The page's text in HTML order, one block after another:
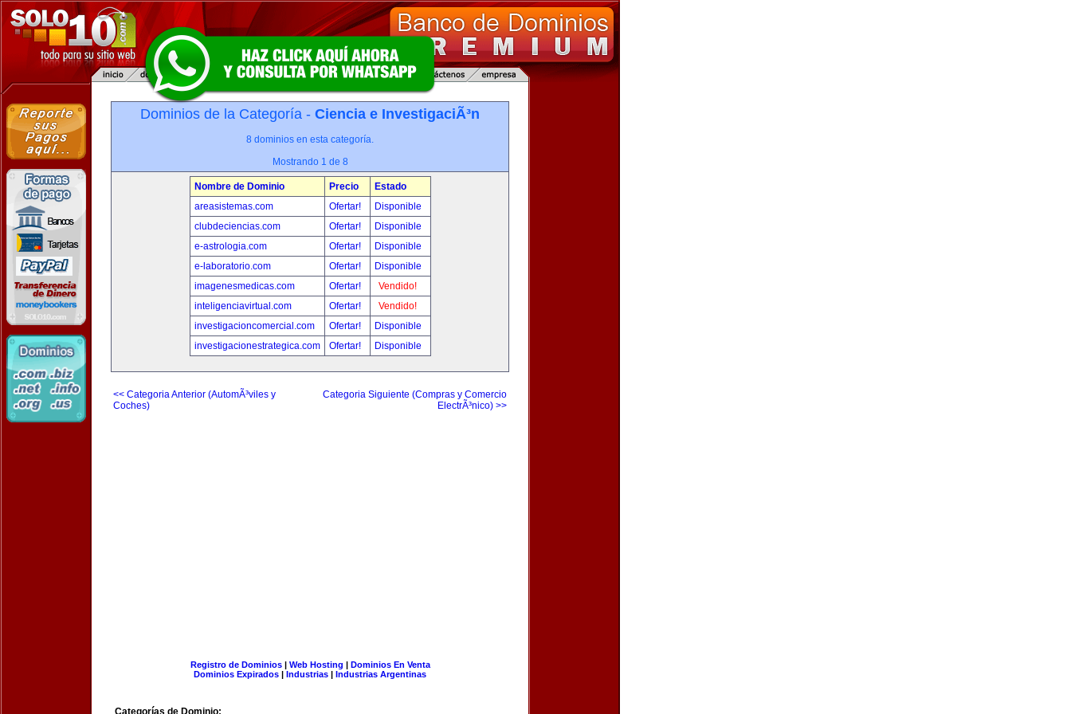
Dominios de la Categoría - Ciencia e InvestigaciÃ³n
8 dominios en esta categoría.
Mostrando 1 de 8
Nombre de Dominio Precio
Estado
areasistemas.com
Ofertar!
Disponible
clubdeciencias.com
Ofertar!
Disponible
e-astrologia.com
Ofertar!
Disponible
e-laboratorio.com
Ofertar!
Disponible
imagenesmedicas.com
Ofertar!
Vendido!
inteligenciavirtual.com
Ofertar!
Vendido!
investigacioncomercial.com
Ofertar!
Disponible
investigacionestrategica.com
Ofertar! Disponible
<< Categoria Anterior (AutomÃ³viles y
Coches)
Categoria Siguiente (Compras y Comercio
ElectrÃ³nico) >>
Registro de Dominios| Web Hosting | Dominios En Venta
Dominios Expirados | Industrias | Industrias Argentinas
Categorías de Dominio: